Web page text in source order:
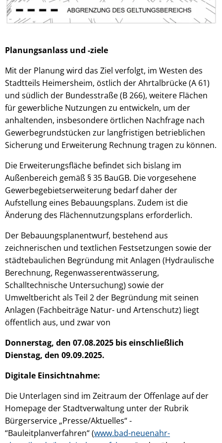
Planungsanlass und -ziele
Mit der Planung wird das Ziel verfolgt, im Westen des
Stadtteils Heimersheim, östlich der Ahrtalbrücke (A 61)
und südlich der Bundesstraße (B 266), weitere Flächen
für gewerbliche Nutzungen zu entwickeln, um der
anhaltenden, insbesondere örtlichen Nachfrage nach
Gewerbegrundstücken zur langfristigen betrieblichen
Sicherung und Erweiterung Rechnung tragen zu können.
Die Erweiterungsfläche befindet sich bislang im
Außenbereich gemäß § 35 BauGB. Die vorgesehene
Gewerbegebietserweiterung bedarf daher der
Aufstellung eines Bebauungsplans. Zudem ist die
Änderung des Flächennutzungsplans erforderlich.
Der Bebauungsplanentwurf, bestehend aus
zeichnerischen und textlichen Festsetzungen sowie der
städtebaulichen Begründung mit Anlagen (Hydraulische
Berechnung, Regenwasserentwässerung,
Schalltechnische Untersuchung) sowie der
Umweltbericht als Teil 2 der Begründung mit seinen
Anlagen (Fachbeiträge Natur- und Artenschutz) liegt
öffentlich aus, und zwar von
Donnerstag, den 07.08.2025 bis einschließlich
Dienstag, den 09.09.2025.
Digitale Einsichtnahme:
Die Unterlagen sind im Zeitraum der Offenlage auf der
Homepage der Stadtverwaltung unter der Rubrik
Bürgerservice „Presse/Aktuelles“ -
“Bauleitplanverfahren“ (www.bad-neuenahr-